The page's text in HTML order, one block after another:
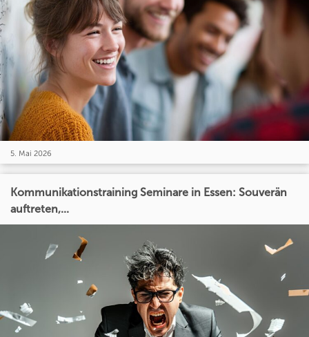
5. Mai 2026
Kommunikationstraining Seminare in Essen: Souverän
auftreten,...